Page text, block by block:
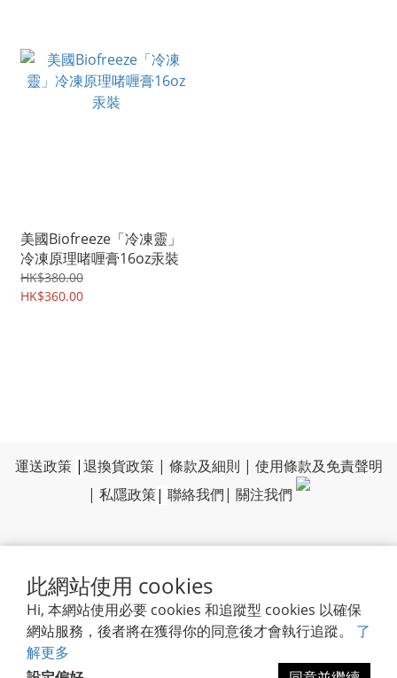
此網站使用 cookies
Hi, 本網站使用必要 cookies 和追蹤型 cookies 以確保
網站服務，後者將在獲得你的同意後才會執行追蹤。 了
解更多
美國Biofreeze「冷凍靈」
冷凍原理啫喱膏16oz汞裝
HK$380.00
HK$360.00
運送政策 |退換貨政策| 條款及細則 | 使用條款及免責聲明
| 私隱政策| 聯絡我們| 關注我們